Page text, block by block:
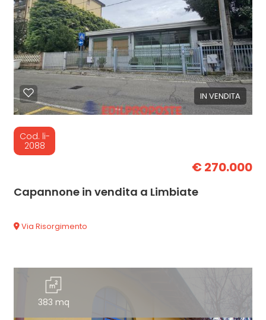
IN VENDITA
Cod. li-
2088
€ 270.000
Capannone in vendita a Limbiate
Via Risorgimento
383 mq